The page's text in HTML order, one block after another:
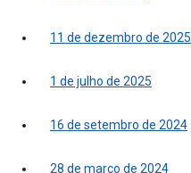
11 de dezembro de 2025
1 de julho de 2025
16 de setembro de 2024
28 de março de 2024